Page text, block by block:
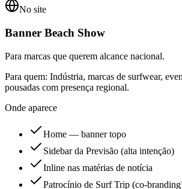
No site
Banner Beach Show
Para marcas que querem alcance nacional.
Para quem: Indústria, marcas de surfwear,
pousadas com presença regional.
Onde aparece
Home — banner topo
Sidebar da Previsão (alta intenção)
Inline nas matérias de notícia
Patrocínio de Surf Trip (co-